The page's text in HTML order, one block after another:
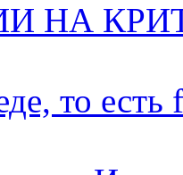
НА
то есть